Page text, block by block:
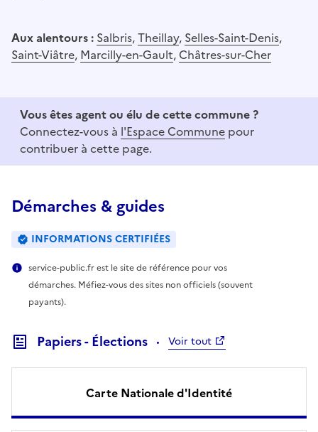
Aux alentours : Salbris,Theillay, Selles-Saint-Denis,
Saint-Viâtre, Marcilly-en-Gault, Châtres-sur-Cher
Vous êtes agent ou élu de cette commune ?
Connectez-vous à l'Espace Commune pour
contribuer à cette page.
Démarches & guides
INFORMATIONS CERTIFIÉES
service-public.fr est le site de référence pour vos
démarches. Méfiez-vous des sites non officiels (souvent
payants).
Papiers - Élections Voir tout
Carte Nationale d'Identité